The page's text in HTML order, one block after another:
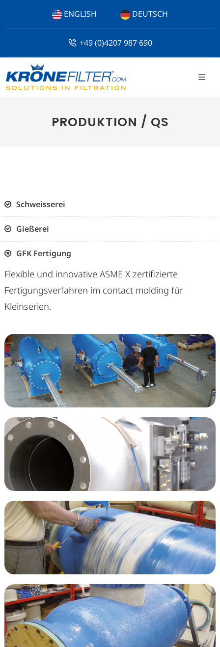
ENGLISH DEUTSCH
+49 (0)4207 987 690
PRODUKTION / QS
Schweisserei
Gießerei
GFK Fertigung
Flexible und innovative ASME X zertifizierte
Fertigungsverfahren im contact molding für
Kleinserien.